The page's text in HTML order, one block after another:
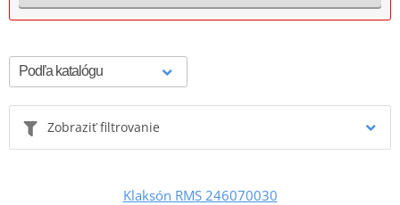
Zobraziť filtrovanie
Klaksón RMS 246070030